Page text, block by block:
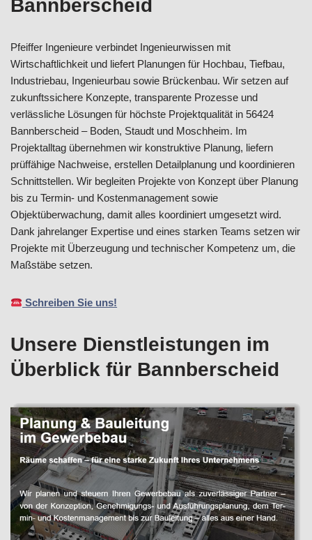
Bannberscheid
Pfeiffer Ingenieure verbindet Ingenieurwissen mit
Wirtschaftlichkeit und liefert Planungen für Hochbau, Tiefbau,
Industriebau, Ingenieurbau sowie Brückenbau. Wir setzen auf
zukunftssichere Konzepte, transparente Prozesse und
verlässliche Lösungen für höchste Projektqualität in 56424
Bannberscheid – Boden, Staudt und Moschheim. Im
Projektalltag übernehmen wir konstruktive Planung, liefern
prüffähige Nachweise, erstellen Detailplanung und koordinieren
Schnittstellen. Wir begleiten Projekte von Konzept über Planung
bis zu Termin- und Kostenmanagement sowie
Objektüberwachung, damit alles koordiniert umgesetzt wird.
Dank jahrelanger Expertise und eines starken Teams setzen wir
Projekte mit Überzeugung und technischer Kompetenz um, die
Maßstäbe setzen.
Schreiben Sie uns!
Unsere Dienstleistungen im
Überblick für Bannberscheid